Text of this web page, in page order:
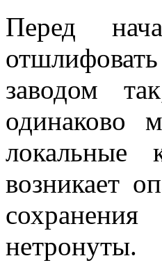
Перед
заводом
одинаково
локальные
возникает
нетронуты.